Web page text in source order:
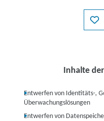
Inhalte
Entwerfen von Identitäts-,
Überwachungslösungen
Entwerfen von